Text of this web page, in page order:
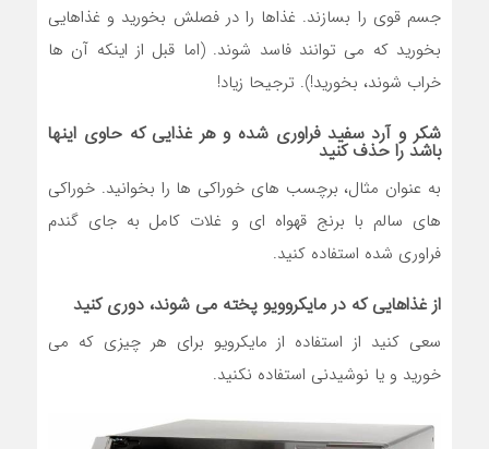
جسم قوی را بسازند. غذاها را در فصلش بخورید و غذاهایی
بخورید که می توانند فاسد شوند. (اما قبل از اینکه آن ها
خراب شوند، بخورید!). ترجیحا زیاد!
شکر و آرد سفید فراوری شده و هر غذایی که حاوی اینها
باشد را حذف کنید
به عنوان مثال، برچسب های خوراکی ها را بخوانید. خوراکی
های سالم با برنج قهواه ای و غلات کامل به جای گندم
فراوری شده استفاده کنید.
از غذاهایی که در مایکروویو پخته می شوند، دوری کنید
سعی کنید از استفاده از مایکرویو برای هر چیزی که می
خورید و یا نوشیدنی استفاده نکنید.